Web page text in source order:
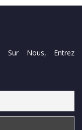
Sur Nous, Entrez